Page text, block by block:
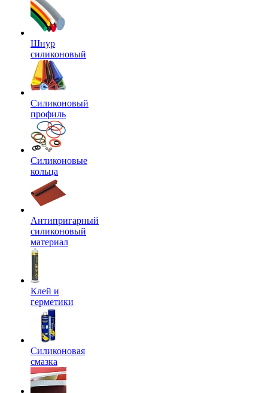
Шнур
силиконовый
Силиконовый
профиль
Силиконовые
кольца
Антипригарный
силиконовый
материал
Клей и
герметики
Силиконовая
смазка